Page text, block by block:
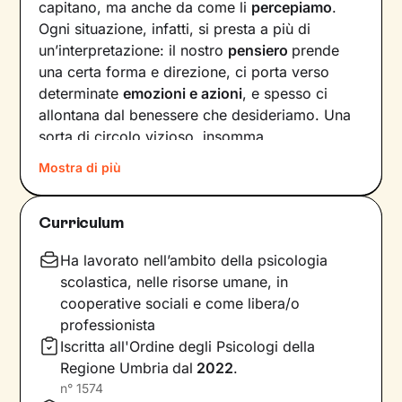
capitano, ma anche da come li percepiamo.
Ogni situazione, infatti, si presta a più di
un’interpretazione: il nostro pensiero prende
una certa forma e direzione, ci porta verso
determinateemozioni e azioni, e spesso ci
allontana dal benessere che desideriamo. Una
sorta di circolo vizioso, insomma.
Si può interrompere questo circuito,
innescando uncambiamento che porti a una
maggiore serenità
comportamenti che lo generano.
Il mio compito sarà quello di accompagnarti in
questo processo, aiutandoti prima di tutto a
diventare
consapevole di tutto quello che
influenza l’interpretazione degli eventi della tua
vita. Ti insegnerò a
Mostra di più
Curriculum
Ha lavorato nell’ambito della psicologia
scolastica, nelle risorse umane, in
cooperative sociali e come libera/o
professionista
Iscritta all'Ordine degli Psicologi della
Regione Umbria dal 2022.
n° 1574